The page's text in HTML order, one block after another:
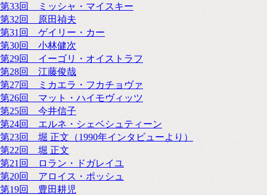
第33回 ミッシャ・マイスキー
第32回 原田禎夫
第31回 ゲイリー・カー
第30回 小林健次
第29回 イーゴリ・オイストラフ
第28回 江藤俊哉
第27回 ミカエラ・フカチョヴァ
第26回 マット・ハイモヴィッツ
第25回 今井信子
第24回 エルネ・シェベシュティーン
第23回 堀 正文（1990年インタビューより）
第22回 堀 正文
第21回 ロラン・ドガレイユ
第20回 アロイス・ポッシュ
第19回 豊田耕児